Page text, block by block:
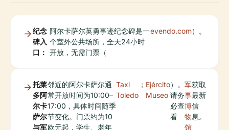
纪念
碑入
口：
阿尔卡萨尔英勇事迹纪念碑是一
个室外公共场所，全天24小时
开放，无需门票（
evendo.com）。
托莱
多阿
尔卡
萨尔
与军
邻近的阿尔卡萨尔通
常开放时间为10:00–
17:00，具体时间随季
节变化。门票约为10
欧元起，学生、老年
Taxi
Toledo
； Ejército
Museo
）。
请务
必查
看
军
事
博
物
馆
获取
最新
信
息。